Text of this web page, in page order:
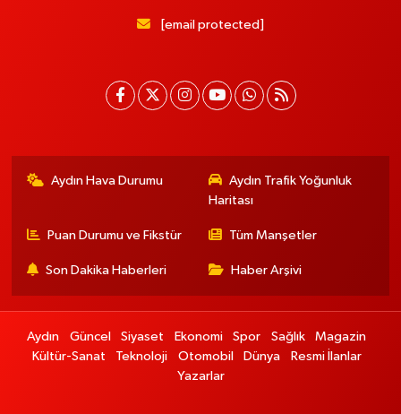
[email protected]
Aydın Hava Durumu
Aydın Trafik Yoğunluk
Haritası
Puan Durumu ve Fikstür Tüm Manşetler
Son Dakika Haberleri Haber Arşivi
Aydın Güncel Siyaset Ekonomi Spor Sağlık
Magazin
Kültür-Sanat
Teknoloji Otomobil Dünya
Resmi İlanlar
Yazarlar